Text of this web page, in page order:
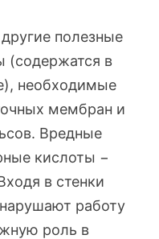
полезные
(содержатся в
необходимые
мембран и
Вредные
кислоты −
в стенки
работу
роль в